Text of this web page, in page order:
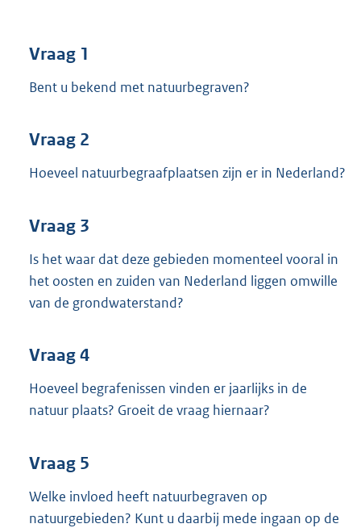
K
Vraag 1
Bent u bekend met natuurbegraven?
Vraag 2
Hoeveel natuurbegraafplaatsen zijn er in Nederland?
Vraag 3
Is het waar dat deze gebieden momenteel vooral in
het oosten en zuiden van Nederland liggen omwille
van de grondwaterstand?
Vraag 4
Hoeveel begrafenissen vinden er jaarlijks in de
natuur plaats? Groeit de vraag hiernaar?
Vraag 5
Welke invloed heeft natuurbegraven op
natuurgebieden? Kunt u daarbij mede ingaan op de